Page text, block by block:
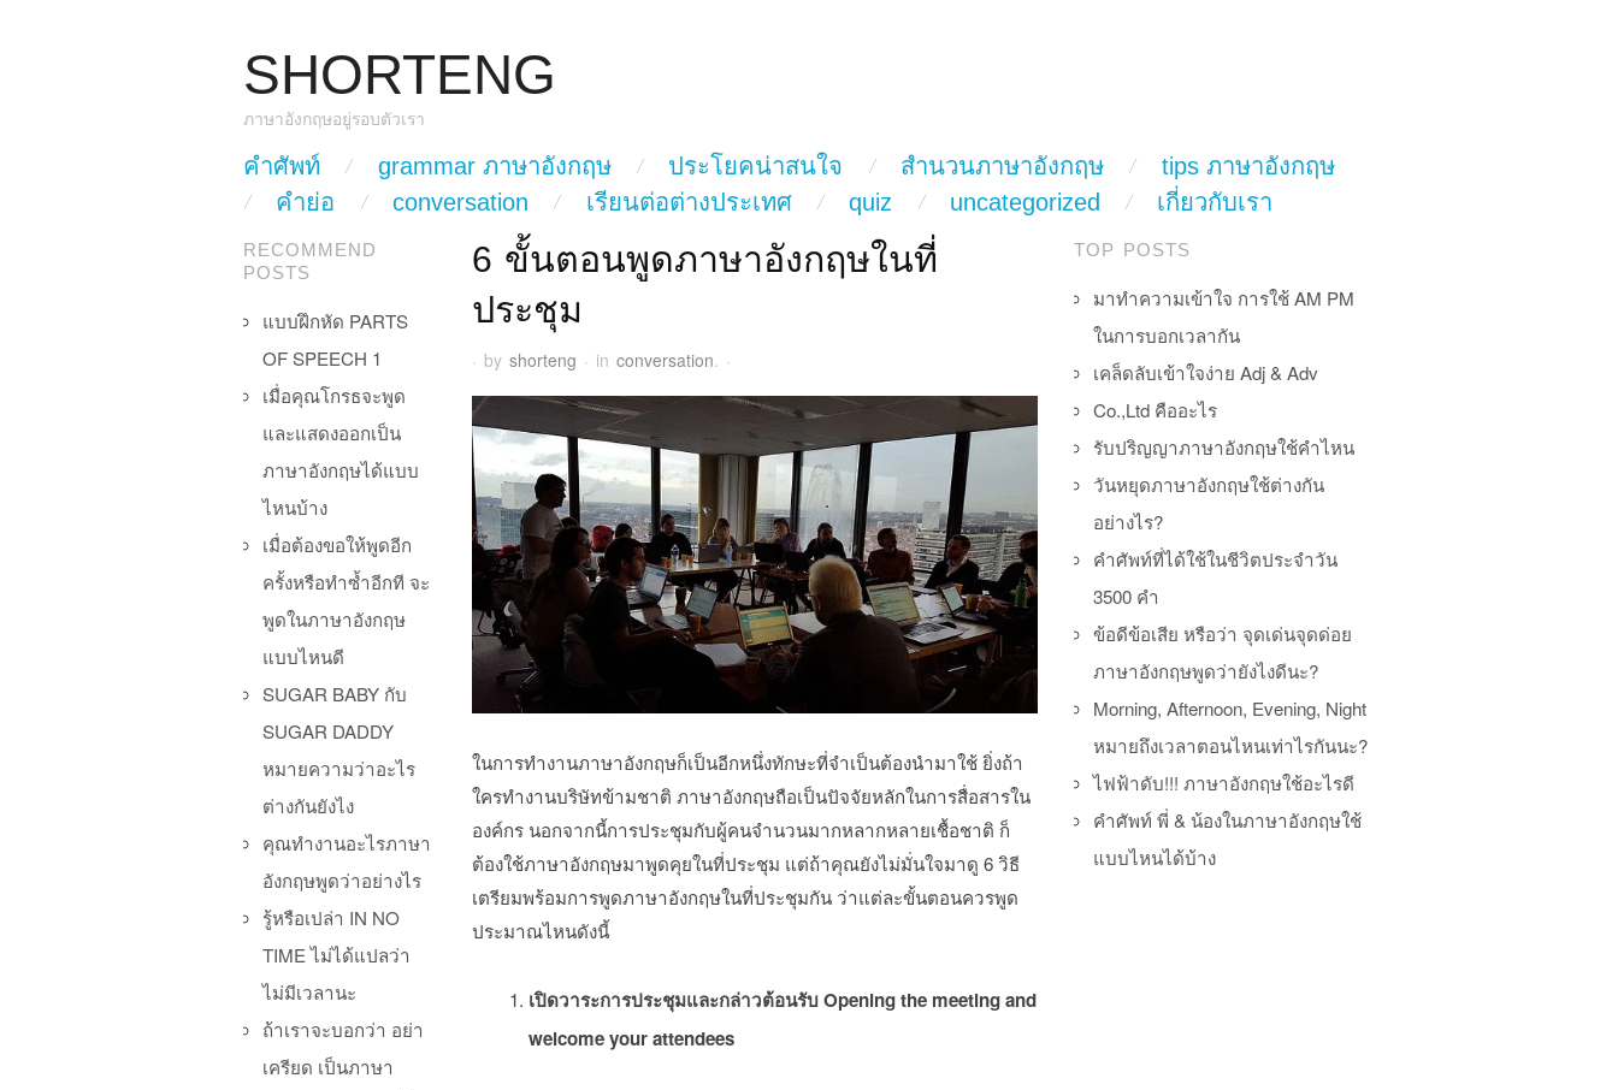
SHORTENG
ภาษาอังกฤษอยู่รอบตัวเรา
Main Menu
skip to content
คำศัพท์ grammar ภาษาอังกฤษ ประโยคน่าสนใจ สำนวนภาษาอังกฤษ
tips ภาษาอังกฤษ
คำย่อ
conversation เรียนต่อต่างประเทศ quiz uncategorized เกี่ยวกับเรา
6 ขั้นตอนพูดภาษาอังกฤษในที่
ประชุม
· by shorteng · in conversation. ·
ในการทำงานภาษาอังกฤษก็เป็นอีกหนึ่งทักษะที่จำเป็นต้องนำมาใช้ ยิ่งถ้า
ใครทำงานบริษัทข้ามชาติ ภาษาอังกฤษถือเป็นปัจจัยหลักในการสื่อสารใน
องค์กร นอกจากนี้การประชุมกับผู้คนจำนวนมากหลากหลายเชื้อชาติ ก็
ต้องใช้ภาษาอังกฤษมาพูดคุยในที่ประชุม แต่ถ้าคุณยังไม่มั่นใจมาดู 6 วิธี
เตรียมพร้อมการพูดภาษาอังกฤษในที่ประชุมกัน ว่าแต่ละขั้นตอนควรพูด
ประมาณไหนดังนี้
เปิดวาระการประชุมและกล่าวต้อนรับ Opening the meeting and
welcome your attendees
RECOMMEND
POSTS
แบบฝึกหัด PARTS
OF SPEECH 1
เมื่อคุณโกรธจะพูด
และแสดงออกเป็น
ภาษาอังกฤษได้แบบ
ไหนบ้าง
เมื่อต้องขอให้พูดอีก
ครั้งหรือทำซ้ำอีกที จะ
พูดในภาษาอังกฤษ
แบบไหนดี
SUGAR BABY กับ
SUGAR DADDY
หมายความว่าอะไร
ต่างกันยังไง
คุณทำงานอะไรภาษา
อังกฤษพูดว่าอย่างไร
รู้หรือเปล่า IN NO
TIME ไม่ได้แปลว่า
ไม่มีเวลานะ
ถ้าเราจะบอกว่า อย่า
เครียด เป็นภาษา
TOP POSTS
มาทำความเข้าใจ การใช้ AM PM
ในการบอกเวลากัน
เคล็ดลับเข้าใจง่าย Adj & Adv
Co.,Ltd คืออะไร
รับปริญญาภาษาอังกฤษใช้คำไหน
วันหยุดภาษาอังกฤษใช้ต่างกัน
อย่างไร?
คำศัพท์ที่ได้ใช้ในชีวิตประจำวัน
3500 คำ
ข้อดีข้อเสีย หรือว่า จุดเด่นจุดด่อย
ภาษาอังกฤษพูดว่ายังไงดีนะ?
Morning, Afternoon, Evening, Night
หมายถึงเวลาตอนไหนเท่าไรกันนะ?
ไฟฟ้าดับ!!! ภาษาอังกฤษใช้อะไรดี
คำศัพท์ พี่ & น้องในภาษาอังกฤษใช้
แบบไหนได้บ้าง